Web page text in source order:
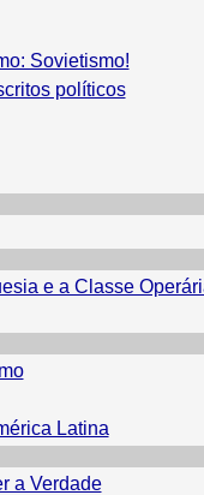
Sovietismo!
políticos
e a Classe
Latina
a Verdade